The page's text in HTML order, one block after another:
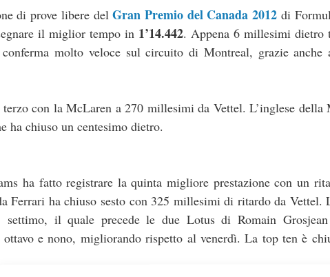
di prove libere delGran Premio del Canada 2012 di
il miglior tempo in 1’14.442. Appena 6 millesimi dietro
molto veloce sul circuito di Montreal, grazie anche
terzo con la McLaren a 270 millesimi da Vettel. L’inglese della
ha chiuso un centesimo dietro.
ha fatto registrare la quinta migliore prestazione con un
Ferrari ha chiuso sesto con 325 millesimi di ritardo da Vettel.
settimo, il quale precede le due Lotus di Romain
e nono, migliorando rispetto al venerdì. La top ten è